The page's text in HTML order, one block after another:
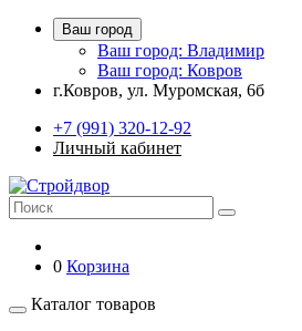
Ваш город
Ваш город: Владимир
Ваш город: Ковров
г.Ковров, ул. Муромская, 6б
+7 (991) 320-12-92
Личный кабинет
0 Корзина
Каталог товаров